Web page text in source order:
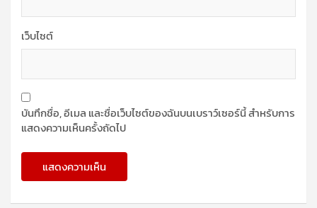
เว็บไซต์
บันทึกชื่อ, อีเมล และชื่อเว็บไซต์ของฉันบนเบราว์เซอร์นี้ สำหรับการ
แสดงความเห็นครั้งถัดไป